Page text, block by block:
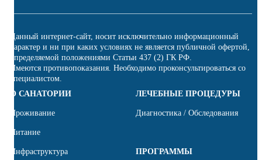
Данный интернет-сайт, носит исключительно информационный
характер и ни при каких условиях не является публичной офертой,
определяемой положениями Статьи 437 (2) ГК РФ.
Имеются противопоказания. Необходимо проконсультироваться со
специалистом.
О САНАТОРИИ
Проживание
Питание
Инфраструктура
ЛЕЧЕБНЫЕ ПРОЦЕДУРЫ
Диагностика / Обследования
ПРОГРАММЫ